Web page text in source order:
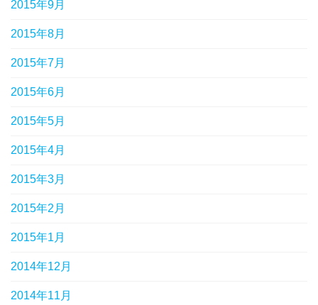
2015年9月
2015年8月
2015年7月
2015年6月
2015年5月
2015年4月
2015年3月
2015年2月
2015年1月
2014年12月
2014年11月